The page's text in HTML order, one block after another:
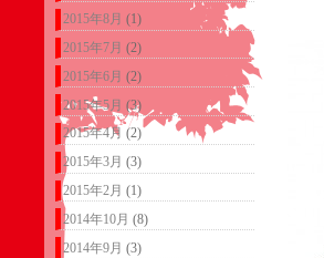
2015年8月 (1)
2015年7月 (2)
2015年6月 (2)
2015年5月 (3)
2015年4月 (2)
2015年3月 (3)
2015年2月 (1)
2014年10月 (8)
2014年9月 (3)